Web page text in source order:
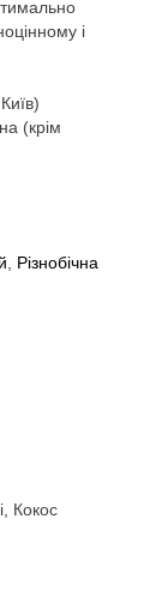
і
(крім
, Різнобічна
Кокос